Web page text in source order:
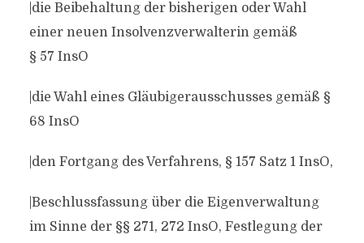
|die Beibehaltung der bisherigen oder Wahl
einer neuen Insolvenzverwalterin gemäß
§ 57 InsO
|die Wahl eines Gläubigerausschusses gemäß §
68 InsO
|den Fortgang des Verfahrens, § 157 Satz 1 InsO,
|Beschlussfassung über die Eigenverwaltung
im Sinne der §§ 271, 272 InsO, Festlegung der